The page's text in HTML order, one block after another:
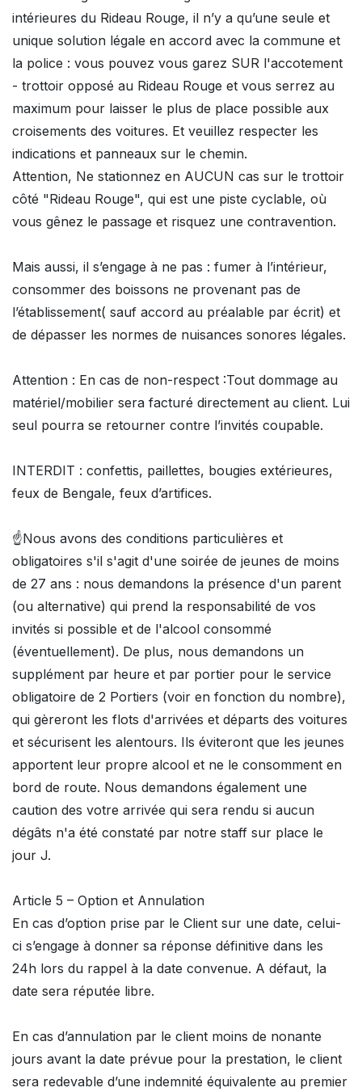
intérieures du Rideau Rouge, il n’y a qu’une seule et
unique solution légale en accord avec la commune et
la police : vous pouvez vous garez SUR l'accotement
- trottoir opposé au Rideau Rouge et vous serrez au
maximum pour laisser le plus de place possible aux
croisements des voitures. Et veuillez respecter les
indications et panneaux sur le chemin.
Attention, Ne stationnez en AUCUN cas sur le trottoir
côté "Rideau Rouge", qui est une piste cyclable, où
vous gênez le passage et risquez une contravention.
Mais aussi, il s’engage à ne pas : fumer à l’intérieur,
consommer des boissons ne provenant pas de
l’établissement( sauf accord au préalable par écrit) et
de dépasser les normes de nuisances sonores légales.
Attention : En cas de non-respect :Tout dommage au
matériel/mobilier sera facturé directement au client. Lui
seul pourra se retourner contre l’invités coupable.
INTERDIT : confettis, paillettes, bougies extérieures,
feux de Bengale, feux d’artifices.
☝Nous avons des conditions particulières et
obligatoires s'il s'agit d'une soirée de jeunes de moins
de 27 ans : nous demandons la présence d'un parent
(ou alternative) qui prend la responsabilité de vos
invités si possible et de l'alcool consommé
(éventuellement). De plus, nous demandons un
supplément par heure et par portier pour le service
obligatoire de 2 Portiers (voir en fonction du nombre),
qui gèreront les flots d'arrivées et départs des voitures
et sécurisent les alentours. Ils éviteront que les jeunes
apportent leur propre alcool et ne le consomment en
bord de route. Nous demandons également une
caution des votre arrivée qui sera rendu si aucun
dégâts n'a été constaté par notre staff sur place le
jour J.
Article 5 – Option et Annulation
En cas d’option prise par le Client sur une date, celui-
ci s’engage à donner sa réponse définitive dans les
24h lors du rappel à la date convenue. A défaut, la
date sera réputée libre.
En cas d’annulation par le client moins de nonante
jours avant la date prévue pour la prestation, le client
sera redevable d’une indemnité équivalente au premier